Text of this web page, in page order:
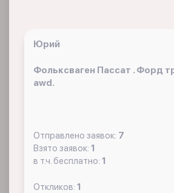
Юрий
Фольксваген Пассат . Форд
awd.
Отправлено заявок: 7
Взято заявок: 1
в т.ч. бесплатно: 1
Откликов: 1